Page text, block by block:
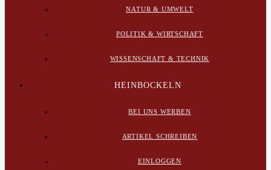
NATUR & UMWELT
POLITIK & WIRTSCHAFT
WISSENSCHAFT & TECHNIK
HEINBOCKELN
BEI UNS WERBEN
ARTIKEL SCHREIBEN
EINLOGGEN